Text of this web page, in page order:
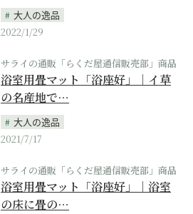
大人の逸品
2022/1/29
サライの通販「らくだ屋通信販売部」商品
浴室用畳マット「浴座好」｜イ草
の名産地で…
大人の逸品
2021/7/17
サライの通販「らくだ屋通信販売部」商品
浴室用畳マット「浴座好」｜浴室
の床に畳の…